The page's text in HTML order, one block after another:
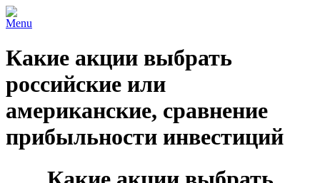
Menu
Какие акции выбрать
российские или
американские, сравнение
прибыльности инвестиций